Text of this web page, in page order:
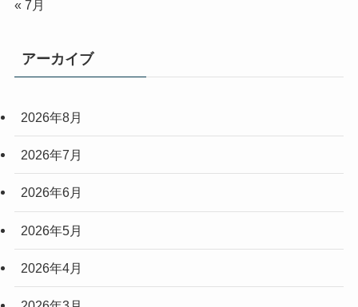
« 7月
アーカイブ
2026年8月
2026年7月
2026年6月
2026年5月
2026年4月